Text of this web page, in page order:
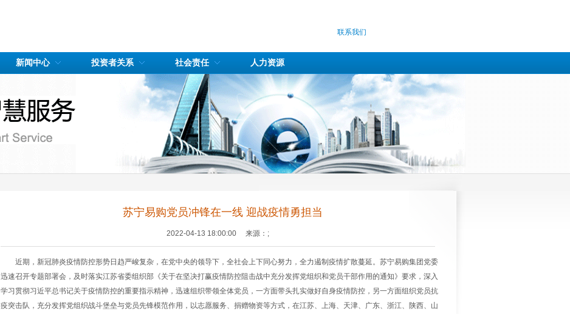
联系我们
新闻中心 投资者关系 社会责任 人力资源
苏宁易购党员冲锋在一线 迎战疫情勇担当
2022-04-13 18:00:00 来源：;
近期，新冠肺炎疫情防控形势日趋严峻复杂，在党中央的领导下，全社会上下同心努力，全力遏制疫情扩散蔓延。苏宁易购集团党委
迅速召开专题部署会，及时落实江苏省委组织部《关于在坚决打赢疫情防控阻击战中充分发挥党组织和党员干部作用的通知》要求，深入
学习贯彻习近平总书记关于疫情防控的重要指示精神，迅速组织带领全体党员，一方面带头扎实做好自身疫情防控，另一方面组织党员抗
疫突击队，充分发挥党组织战斗堡垒与党员先锋模范作用，以志愿服务、捐赠物资等方式，在江苏、上海、天津、广东、浙江、陕西、山